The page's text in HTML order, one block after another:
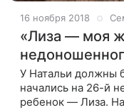
16 ноября 2018
«Лиза — моя
У Натальи должны
начались на 26-й
ребенок — Лиза.